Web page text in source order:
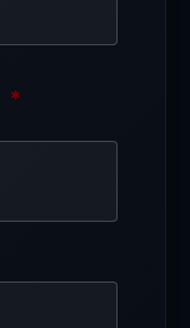
*